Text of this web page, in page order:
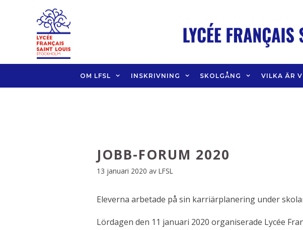
OM LFSL INSKRIVNING SKOLGÅNG VILKA ÄR
JOBB-FORUM 2020
13 januari 2020 av LFSL
Eleverna arbetade på sin karriärplanering under
Lördagen den 11 januari 2020 organiserade Lycée